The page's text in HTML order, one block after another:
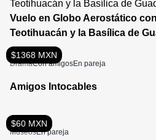
Vuelo en Globo Aerostático
Teotihuacán y la Basílica de
$1368 MXN
DramaCon amigosEn pareja
Amigos Intocables
$60 MXN
MuseosEn pareja